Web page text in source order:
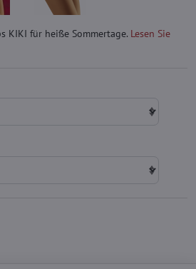
KIKI für heiße Sommertage. Lesen Sie